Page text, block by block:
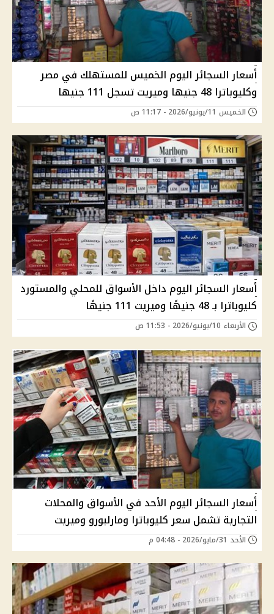
أسعار السجائر اليوم الخميس للمستهلك في مصر
وكليوباترا 48 جنيها وميريت تسجل 111 جنيها
الخميس 11/يونيو/2026 - 11:17 ص
أسعار السجائر اليوم داخل الأسواق للمحلي والمستورد
كليوباترا بـ 48 جنيهًا وميريت 111 جنيهًا
الأربعاء 10/يونيو/2026 - 11:53 ص
أسعار السجائر اليوم الأحد في الأسواق والمحلات
التجارية تشمل سعر كليوباترا ومارلبورو وميريت
الأحد 31/مايو/2026 - 04:48 م